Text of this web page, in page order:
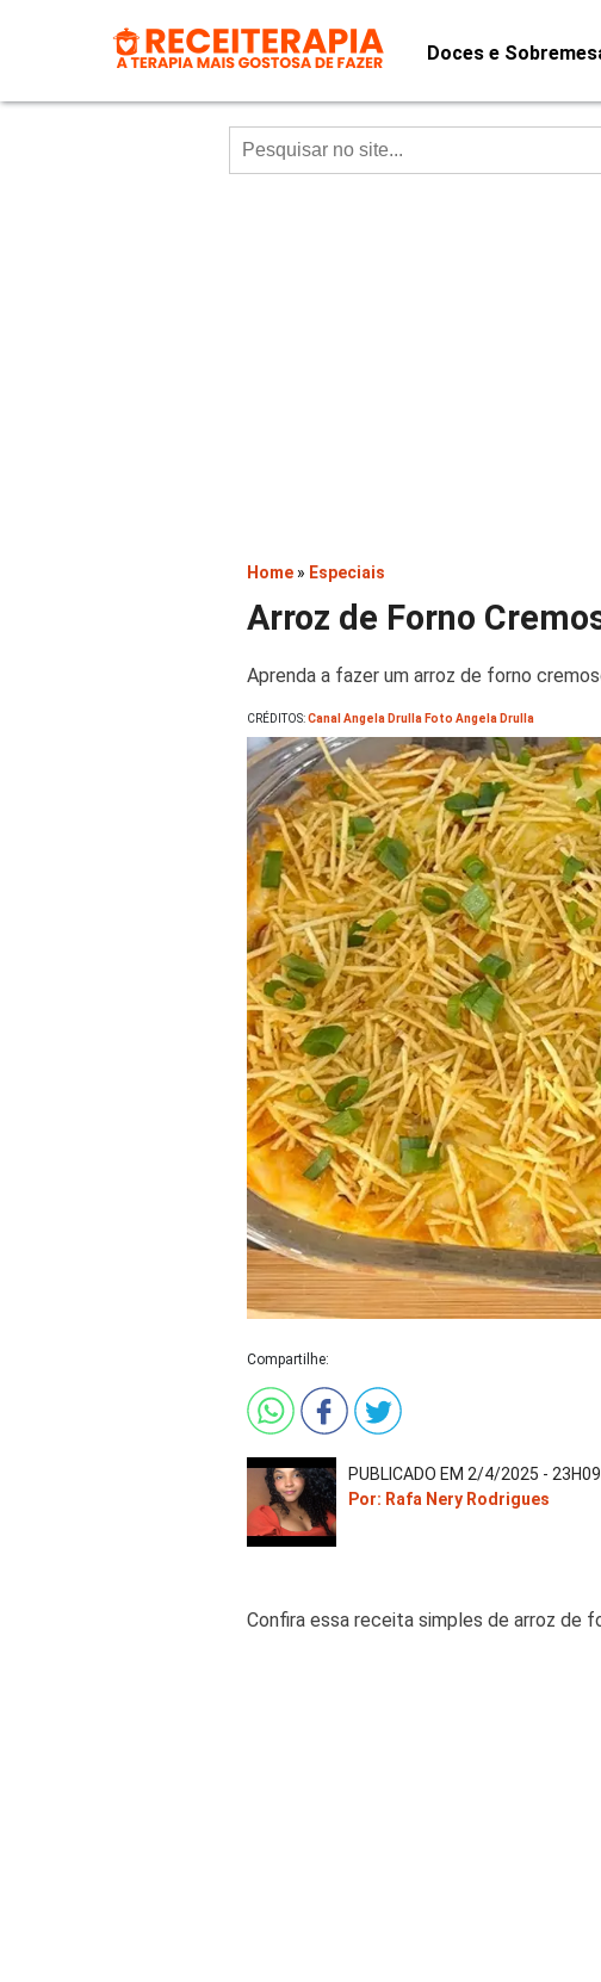
Doces e
Home » Especiais
Arroz de Forno
Aprenda a fazer um arroz de forno
CRÉDITOS:Canal Angela Drulla Foto Angela Drulla
Compartilhe:
PUBLICADO EM 2/4/2025 - 23H09
Por: Rafa Nery Rodrigues
Confira essa receita simples de arroz de